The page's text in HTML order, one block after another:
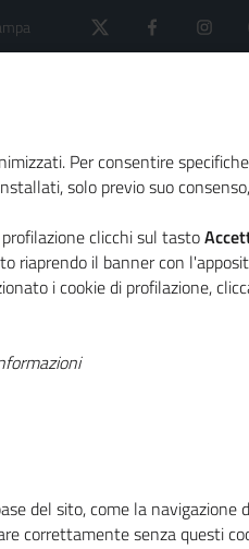
e il Mediterraneo
Per consentire
solo previo suo
clicchi sul tasto
riaprendo il banner con
i cookie di profilazione,
del sito, come la navigazione
correttamente senza questi